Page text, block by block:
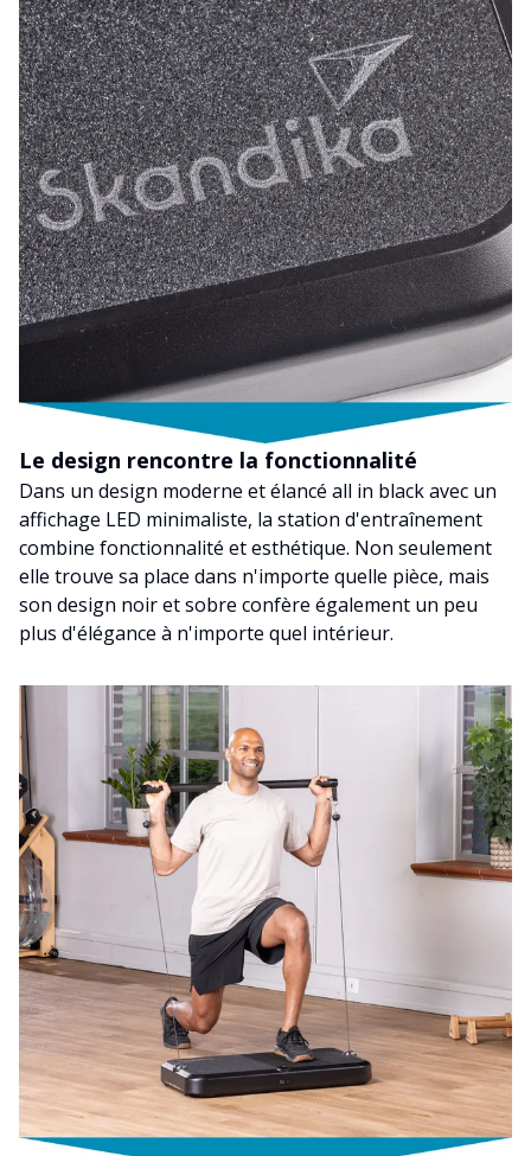
Le design rencontre la fonctionnalité
Dans un design moderne et élancé all in black avec un
affichage LED minimaliste, la station d'entraînement
combine fonctionnalité et esthétique. Non seulement
elle trouve sa place dans n'importe quelle pièce, mais
son design noir et sobre confère également un peu
plus d'élégance à n'importe quel intérieur.